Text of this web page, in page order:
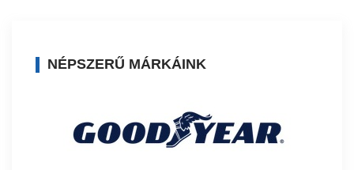
NÉPSZERŰ MÁRKÁINK